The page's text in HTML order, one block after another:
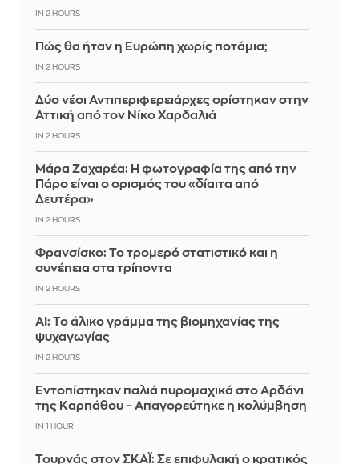
IN 2 HOURS
Πώς θα ήταν η Ευρώπη χωρίς ποτάμια;
IN 2 HOURS
Δύο νέοι Αντιπεριφερειάρχες ορίστηκαν στην
Αττική από τον Νίκο Χαρδαλιά
IN 2 HOURS
Μάρα Ζαχαρέα: Η φωτογραφία της από την
Πάρο είναι ο ορισμός του «δίαιτα από
Δευτέρα»
IN 2 HOURS
Φρανσίσκο: Το τρομερό στατιστικό και η
συνέπεια στα τρίποντα
IN 2 HOURS
AI: Το άλικο γράμμα της βιομηχανίας της
ψυχαγωγίας
IN 2 HOURS
Εντοπίστηκαν παλιά πυρομαχικά στο Αρδάνι
της Καρπάθου – Απαγορεύτηκε η κολύμβηση
IN 1 HOUR
Τουρνάς στον ΣΚΑΪ: Σε επιφυλακή ο κρατικός